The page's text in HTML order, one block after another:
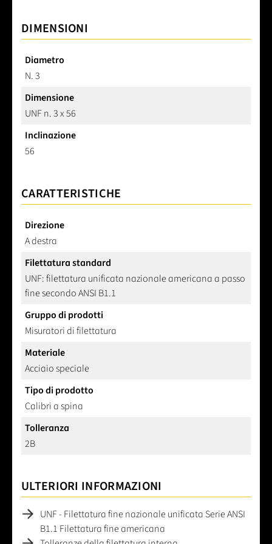
DIMENSIONI
Diametro
N. 3
Dimensione
UNF n. 3 x 56
Inclinazione
56
CARATTERISTICHE
Direzione
A destra
Filettatura standard
UNF: filettatura unificata nazionale americana a passo
fine secondo ANSI B1.1
Gruppo di prodotti
Misuratori di filettatura
Materiale
Acciaio speciale
Tipo di prodotto
Calibri a spina
Tolleranza
2B
ULTERIORI INFORMAZIONI
UNF - Filettatura fine nazionale unificata Serie ANSI
B1.1 Filettatura fine americana